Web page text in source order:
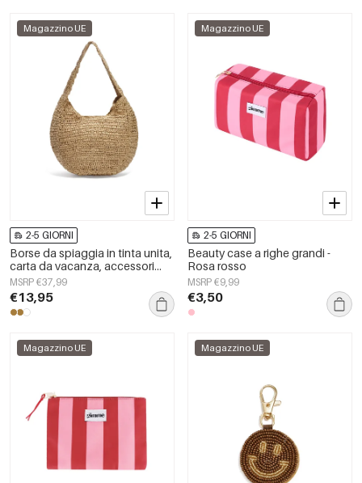
Magazzino UE
2-5 GIORNI
Borse da spiaggia in tinta unita,
carta da vacanza, accessori
quotidiani
MSRP €37,99
€13,95
Magazzino UE
2-5 GIORNI
Beauty case a righe grandi -
Rosa rosso
MSRP €9,99
€3,50
Magazzino UE Magazzino UE